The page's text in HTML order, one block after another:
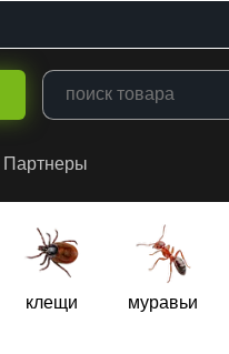
Партнеры
муравьи
клещи